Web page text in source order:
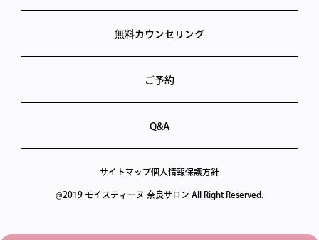
無料カウンセリング
ご予約
Q&A
サイトマップ個人情報保護方針
@2019 モイスティーヌ 奈良サロン All Right Reserved.